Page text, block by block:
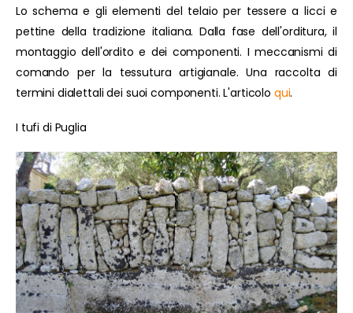
Lo schema e gli elementi del telaio per tessere a licci e
pettine della tradizione italiana. Dalla fase dell'orditura, il
montaggio dell'ordito e dei componenti. I meccanismi di
comando per la tessutura artigianale. Una raccolta di
termini dialettali dei suoi componenti. L'articolo qui.
I tufi di Puglia